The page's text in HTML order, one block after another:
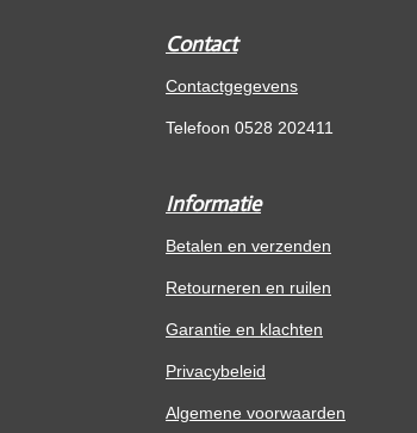
Contact
Contactgegevens
Telefoon 0528 202411
Informatie
Betalen en verzenden
Retourneren en ruilen
Garantie en klachten
Privacybeleid
Algemene voorwaarden